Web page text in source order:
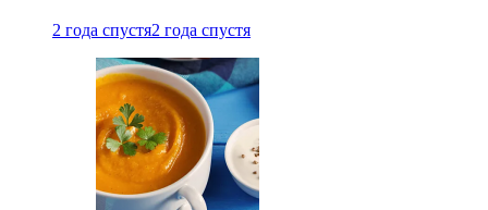
2 года спустя2 года спустя